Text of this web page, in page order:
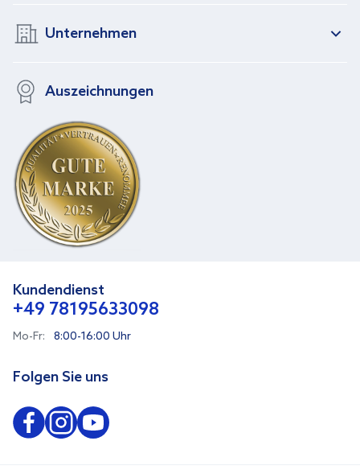
Unternehmen
Auszeichnungen
Kundendienst
+49 78195633098
Mo-Fr: 8:00-16:00 Uhr
Folgen Sie uns